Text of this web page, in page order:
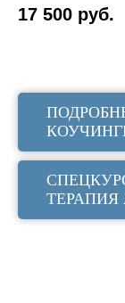
17 500 руб.